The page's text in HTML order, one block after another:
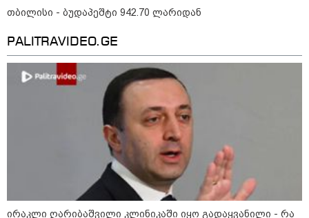
მკითხველის რჩევით
თბილისი - ბუდაპეშტი 942.70 ლარიდან
PALITRAVIDEO.GE
ირაკლი ღარიბაშვილი კლინიკაში იყო გადაყვანილი - რა